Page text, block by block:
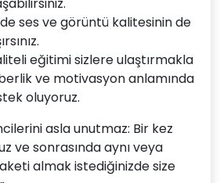
ses ve görüntü kalitesinin de
eğitimi sizlere ulaştırmakla
ve motivasyon anlamında
oluyoruz.
asla unutmaz: Bir kez
ve sonrasında aynı veya
almak istediğinizde size